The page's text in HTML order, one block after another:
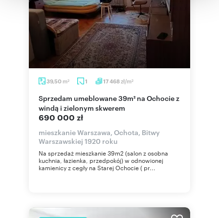
korzystania z ich usług.
39,50 m2 1 17 468zł/m2
Sprzedam umeblowane 39m² na Ochocie z
windą i zielonym skwerem
690 000 zł
mieszkanie Warszawa, Ochota, Bitwy
Warszawskiej 1920 roku
Na sprzedaż mieszkanie 39m2 (salon z osobna
kuchnia, łazienka, przedpokój) w odnowionej
kamienicy z cegły na Starej Ochocie ( pr...